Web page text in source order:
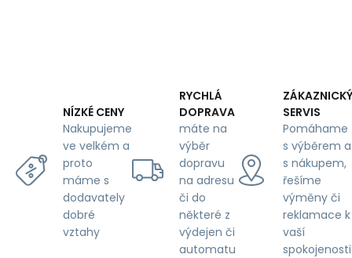
NÍZKÉ CENY
Nakupujeme
ve velkém a
proto
máme s
dodavately
dobré
vztahy
RYCHLÁ
DOPRAVA
máte na
výběr
dopravu
na adresu
či do
některé z
výdejen či
automatu
ZÁKAZNICKÝ
SERVIS
Pomáhame
s výběrem a
s nákupem,
řešíme
výměny či
reklamace k
vaší
spokojenosti